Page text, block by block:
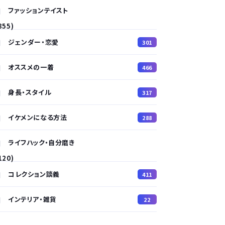
ファッションテイスト
ジェンダー・恋愛
301
オススメの一着 466
身長・スタイル 317
イケメンになる方法 288
ライフハック・自分磨き
コレクション談義
411
インテリア・雑貨 22